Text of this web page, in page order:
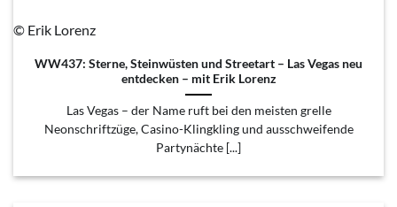
© Erik Lorenz
WW437: Sterne, Steinwüsten und Streetart – Las Vegas neu
entdecken – mit Erik Lorenz
Las Vegas – der Name ruft bei den meisten grelle
Neonschriftzüge, Casino-Klingkling und ausschweifende
Partynächte [...]